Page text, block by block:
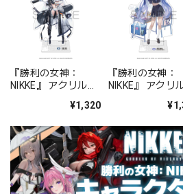
『勝利の女神：
NIKKE』 アクリルス
¥1,320
『勝利の女神：
NIKKE』 アクリル
ォーチュンメイ